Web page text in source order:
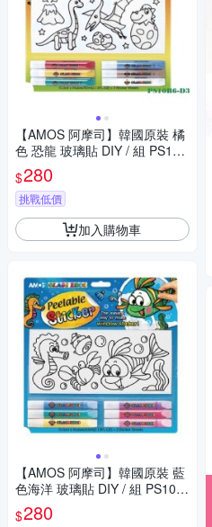
【AMOS 阿摩司】韓國原裝 橘
色 恐龍 玻璃貼 DIY / 組 PS10B
6-D3
$280
挑戰低價
加入購物車
【AMOS 阿摩司】韓國原裝 藍
色海洋 玻璃貼 DIY / 組 PS10B
6-D1
$280